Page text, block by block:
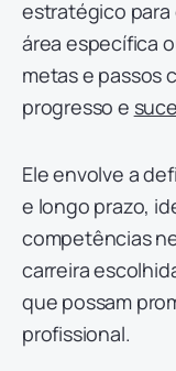
estratégico
área específica
metas e passos
progresso e
Ele envolve a
e longo prazo,
competências
carreira
que possam
profissional.